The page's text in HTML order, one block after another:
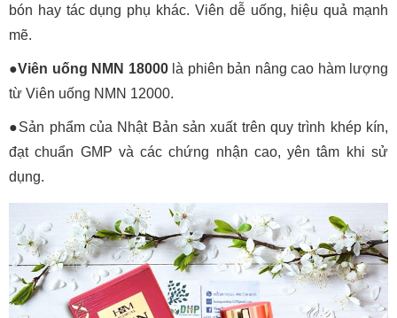
bón hay tác dụng phụ khác. Viên dễ uống, hiệu quả mạnh
mẽ.
●Viên uống NMN 18000là phiên bản nâng cao hàm lượng
từ Viên uống NMN 12000.
●Sản phẩm của Nhật Bản sản xuất trên quy trình khép kín,
đạt chuẩn GMP và các chứng nhận cao, yên tâm khi sử
dụng.